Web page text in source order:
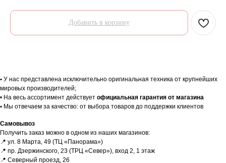
Добавить в корзину
• У нас представлена исключительно оригинальная техника от крупнейших
мировых производителей;
• На весь ассортимент действует официальная гарантия от магазина
• Мы отвечаем за качество: от выбора товаров до поддержки клиентов
Самовывоз
Получить заказ можно в одном из наших магазинов:
📍 ул. 8 Марта, 49 (ТЦ «Панорама»)
📍 пр. Дзержинского, 23 (ТРЦ «Север»), вход 2, 1 этаж
📍 Северный проезд, 26